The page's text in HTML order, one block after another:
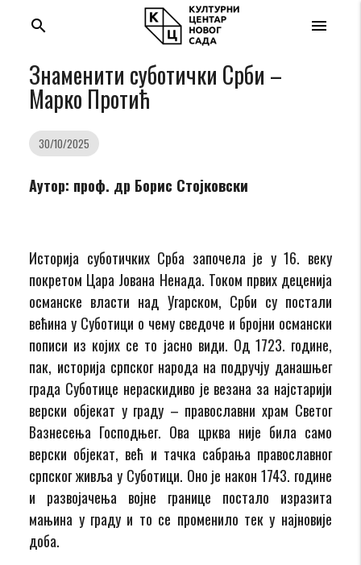
menu
search
Знаменити суботички Срби –
Марко Протић
30/10/2025
Аутор: проф. др Борис Стојковски
Историја суботичких Срба започела је у 16. веку
покретом Цара Јована Ненада. Током првих деценија
османске власти над Угарском, Срби су постали
већина у Суботици о чему сведоче и бројни османски
пописи из којих се то јасно види. Од 1723. године,
пак, историја српског народа на подручју данашњег
града Суботице нераскидиво је везана за најстарији
верски објекат у граду – православни храм Светог
Вазнесења Господњег. Ова црква није била само
верски објекат, већ и тачка сабрања православног
српског живља у Суботици. Оно је након 1743. године
и развојачења војне границе постало изразита
мањина у граду и то се променило тек у најновије
доба.